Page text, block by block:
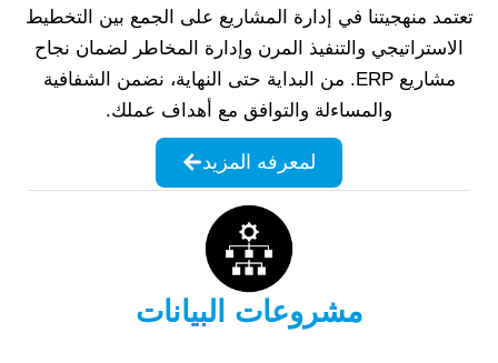
تعتمد منهجيتنا في إدارة المشاريع على الجمع بين التخطيط
الاستراتيجي والتنفيذ المرن وإدارة المخاطر لضمان نجاح
مشاريع ERP. من البداية حتى النهاية، نضمن الشفافية
والمساءلة والتوافق مع أهداف عملك.
لمعرفه المزيد
مشروعات البيانات